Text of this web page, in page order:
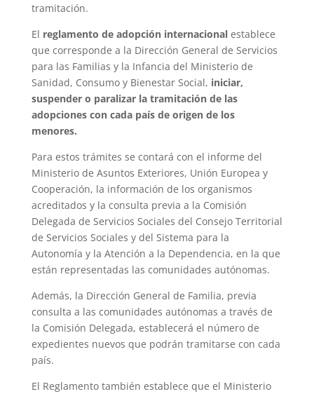
tramitación.
El reglamento de adopción internacionalestablece
que corresponde a la Dirección General de Servicios
para las Familias y la Infancia del Ministerio de
Sanidad, Consumo y Bienestar Social, iniciar,
suspender o paralizar la tramitación de las
adopciones con cada país de origen de los
menores.
Para estos trámites se contará con el informe del
Ministerio de Asuntos Exteriores, Unión Europea y
Cooperación, la información de los organismos
acreditados y la consulta previa a la Comisión
Delegada de Servicios Sociales del Consejo Territorial
de Servicios Sociales y del Sistema para la
Autonomía y la Atención a la Dependencia, en la que
están representadas las comunidades autónomas.
Además, la Dirección General de Familia, previa
consulta a las comunidades autónomas a través de
la Comisión Delegada, establecerá el número de
expedientes nuevos que podrán tramitarse con cada
país.
El Reglamento también establece que el Ministerio